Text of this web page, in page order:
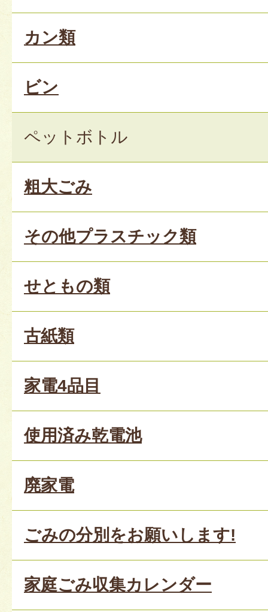
カン類
ビン
ペットボトル
粗大ごみ
その他プラスチック類
せともの類
古紙類
家電4品目
使用済み乾電池
廃家電
ごみの分別をお願いします!
家庭ごみ収集カレンダー